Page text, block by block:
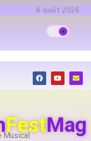
6 août 2026
FestMag
Musical